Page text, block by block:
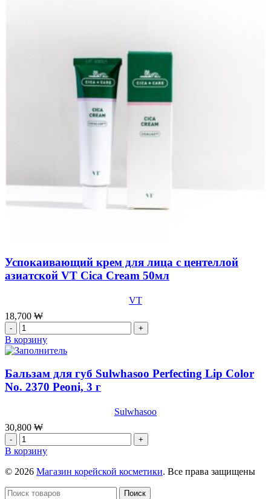
Успокаивающий крем для лица с центеллой
азиатской VT Cica Cream 50мл
VT
18,700 ₩
Количество
товара
Успокаивающий
для
лица
с
VT
Cica
Cream
50мл
В корзину
Бальзам для губ Sulwhasoo Perfecting Lip Color
No. 2370 Peoni, 3 г
Sulwhasoo
30,800 ₩
Количество
товара
Бальзам
для
Sulwhasoo
В корзину
© 2026 Магазин корейской косметики. Все права защищены
Поиск